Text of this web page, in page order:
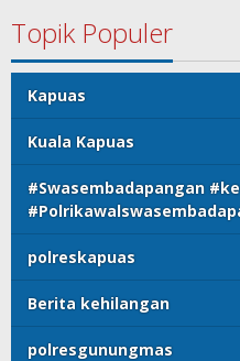
Topik Populer
Kapuas
Kuala Kapuas
#Swasembadapangan
polreskapuas
Berita kehilangan
polresgunungmas